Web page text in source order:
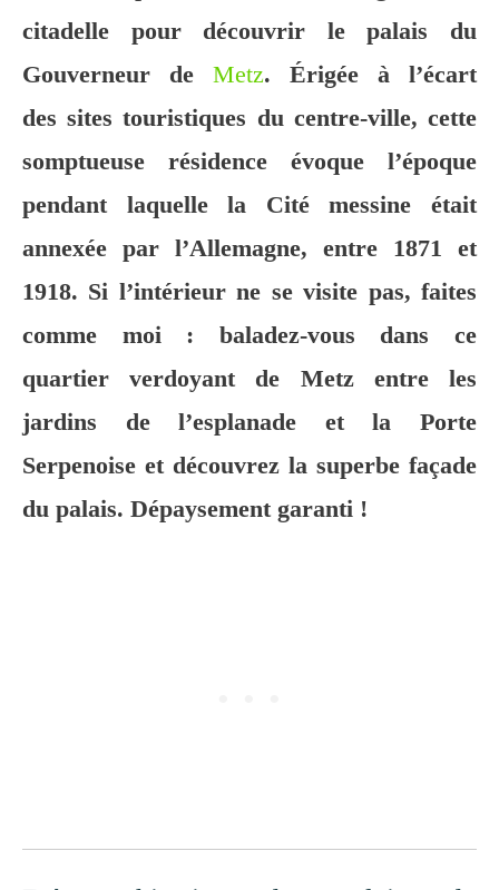
citadelle pour découvrir le palais du
Gouverneur de Metz. Érigée à l’écart
des sites touristiques du centre-ville, cette
somptueuse résidence évoque l’époque
pendant laquelle la Cité messine était
annexée par l’Allemagne, entre 1871 et
1918. Si l’intérieur ne se visite pas, faites
comme moi : baladez-vous dans ce
quartier verdoyant de Metz entre les
jardins de l’esplanade et la Porte
Serpenoise et découvrez la superbe façade
du palais. Dépaysement garanti !